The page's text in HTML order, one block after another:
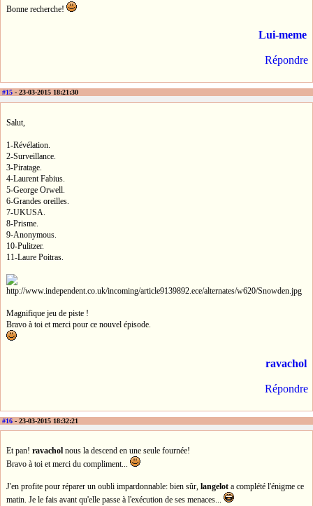
Bonne recherche!
Lui-meme
Répondre
#15 - 23-03-2015 18:21:30
Salut,
1-Révélation.
2-Surveillance.
3-Piratage.
4-Laurent Fabius.
5-George Orwell.
6-Grandes oreilles.
7-UKUSA.
8-Prisme.
9-Anonymous.
10-Pulitzer.
11-Laure Poitras.
Magnifique jeu de piste !
Bravo à toi et merci pour ce nouvel épisode.
ravachol
Répondre
#16 - 23-03-2015 18:32:21
Et pan! ravachol nous la descend en une seule fournée!
Bravo à toi et merci du compliment...
J'en profite pour réparer un oubli impardonnable: bien sûr, langelot a complété l'énigme ce
matin. Je le fais avant qu'elle passe à l'exécution de ses menaces...